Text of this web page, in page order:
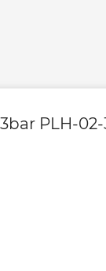
PLH-02-